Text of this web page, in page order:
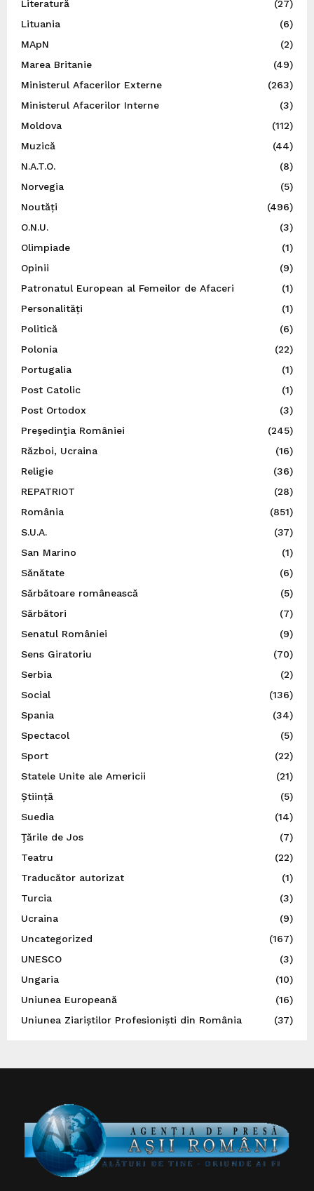
Literatură
(27)
Lituania
(6)
MApN
(2)
Marea Britanie
(49)
Ministerul Afacerilor Externe
(263)
Ministerul Afacerilor Interne
(3)
Moldova
(112)
Muzică
(44)
N.A.T.O.
(8)
Norvegia
(5)
Noutăți
(496)
O.N.U.
(3)
Olimpiade
(1)
Opinii
(9)
Patronatul European al Femeilor de Afaceri
(1)
Personalități
(1)
Politică
(6)
Polonia
(22)
Portugalia
(1)
Post Catolic
(1)
Post Ortodox
(3)
Preşedinţia României
(245)
Război, Ucraina
(16)
Religie
(36)
REPATRIOT
(28)
România
(851)
S.U.A.
(37)
San Marino
(1)
Sănătate
(6)
Sărbătoare românească
(5)
Sărbători
(7)
Senatul României
(9)
Sens Giratoriu
(70)
Serbia
(2)
Social
(136)
Spania
(34)
Spectacol
(5)
Sport
(22)
Statele Unite ale Americii
(21)
Știință
(5)
Suedia
(14)
Ţările de Jos
(7)
Teatru
(22)
Traducător autorizat
(1)
Turcia
(3)
Ucraina
(9)
Uncategorized
(167)
UNESCO
(3)
Ungaria
(10)
Uniunea Europeană
(16)
Uniunea Ziariștilor Profesioniști din România
(37)